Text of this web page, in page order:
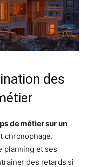
des
de métier sur un
chronophage.
planning et ses
des retards si